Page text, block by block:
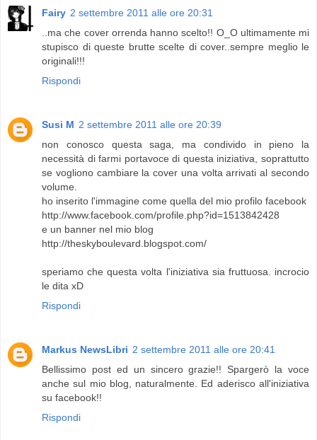
Fairy 2 settembre 2011 alle ore 20:31
..ma che cover orrenda hanno scelto!! O_O ultimamente mi
stupisco di queste brutte scelte di cover..sempre meglio le
originali!!!
Rispondi
Susi M 2 settembre 2011 alle ore 20:39
non conosco questa saga, ma condivido in pieno la
necessità di farmi portavoce di questa iniziativa, soprattutto
se vogliono cambiare la cover una volta arrivati al secondo
volume.
ho inserito l'immagine come quella del mio profilo facebook
http://www.facebook.com/profile.php?id=1513842428
e un banner nel mio blog
http://theskyboulevard.blogspot.com/
speriamo che questa volta l'iniziativa sia fruttuosa. incrocio
le dita xD
Rispondi
Markus NewsLibri 2 settembre 2011 alle ore 20:41
Bellissimo post ed un sincero grazie!! Spargerò la voce
anche sul mio blog, naturalmente. Ed aderisco all'iniziativa
su facebook!!
Rispondi